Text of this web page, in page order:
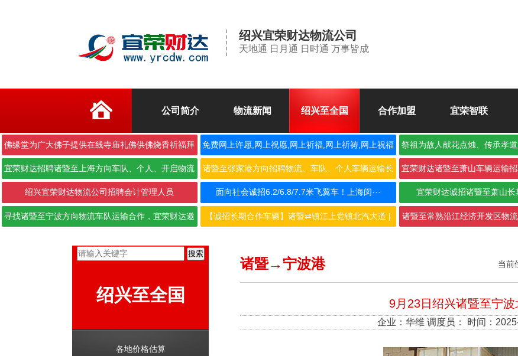
绍兴宜荣财达物流公司
天地通 日月通 日时通 万事皆成
公司简介 物流新闻 绍兴至全国 合作加盟 宜荣智联
佛缘堂为广大佛子提供在线寺庙礼佛供佛烧香祈福拜
佛
免费网上许愿,网上祝愿,网上祈福,网上祈祷,网上祝福 祭祖为故人献花点烛、传承孝
空
宜荣财达招聘诸暨至上海方向车队、个人、开启物流
合作···
诸暨至张家港方向招聘物流、车队、个人车辆运输长
期合···
宜荣财达诸暨至萧山车辆运输
作，···
绍兴宜荣财达物流公司招聘会计管理人员 面向社会诚招6.2/6.8/7.7米飞翼车！上海闵··· 宜荣财达诚招诸暨至萧山
寻找诸暨至宁波方向物流车队运输合作，宜荣财达邀 【诚招长期合作车辆】诸暨⇄镇江上党镇北汽大道 | 诸暨至常熟沿江经济开发区物
搜索
绍兴至全国
各地价格估算
诸暨→宁波港 当前
9月23日绍兴诸暨至宁
企业： 华维 调度员： 时间：